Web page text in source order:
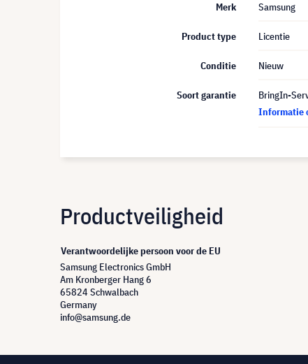
Merk Samsung
Product type Licentie
Conditie Nieuw
Soort garantie
BringIn-
Informatie
Productveiligheid
Verantwoordelijke persoon voor de EU
Samsung Electronics GmbH
Am Kronberger Hang 6
65824 Schwalbach
Germany
info@samsung.de